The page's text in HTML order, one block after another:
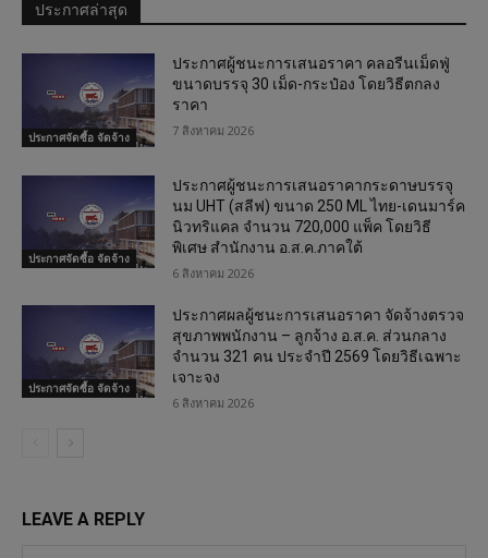
ประกาศล่าสุด
ประกาศจัดซื้อ จัดจ้าง
ประกาศผู้ชนะการเสนอราคา คลอรีนเม็ดฟู่
ขนาดบรรจุ 30 เม็ด-กระป๋อง โดยวิธีตกลง
ราคา
7 สิงหาคม 2026
ประกาศจัดซื้อ จัดจ้าง
ประกาศผู้ชนะการเสนอราคากระดาษบรรจุ
นม UHT (สลีฟ) ขนาด 250 ML ไทย-เดนมาร์ค
นิวทริแคล จำนวน 720,000 แพ็ค โดยวิธี
พิเศษ สำนักงาน อ.ส.ค.ภาคใต้
6 สิงหาคม 2026
ประกาศจัดซื้อ จัดจ้าง
ประกาศผลผู้ชนะการเสนอราคา จัดจ้างตรวจ
สุขภาพพนักงาน – ลูกจ้าง อ.ส.ค. ส่วนกลาง
จำนวน 321 คน ประจำปี 2569 โดยวิธีเฉพาะ
เจาะจง
6 สิงหาคม 2026
LEAVE A REPLY